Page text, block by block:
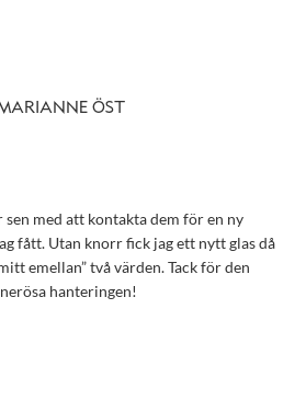
ÖST
sen med att kontakta dem för en ny
fått. Utan knorr fick jag ett nytt glas då
emellan” två värden. Tack för den
hanteringen!